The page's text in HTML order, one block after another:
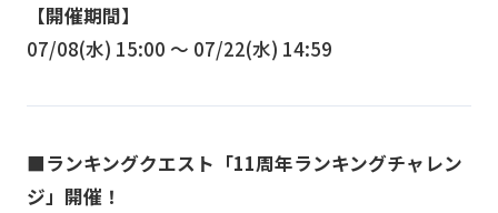
【開催期間】
07/08(水) 15:00 〜 07/22(水) 14:59
■ランキングクエスト「11周年ランキングチャレン
ジ」開催！